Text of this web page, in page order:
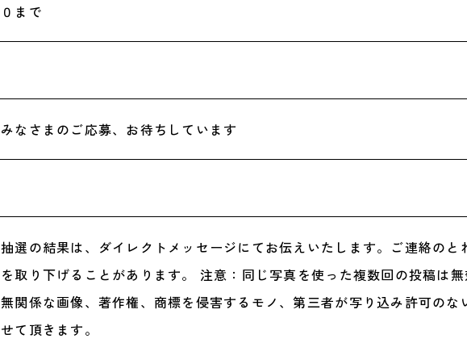
０まで
みなさまのご応募、お待ちしています
抽選の結果は、ダイレクトメッセージにてお伝えいたしま す。ご連絡のと
を取り下げることがあり ます。 注意：同じ写真を使った複数回の投稿は
無関係な画像、著作権、商標を侵害するモノ、第三者が写り込み許可のな
せて頂きます。